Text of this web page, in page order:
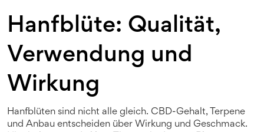
Hanfblüte: Qualität,
Verwendung und
Wirkung
Hanfblüten sind nicht alle gleich. CBD-Gehalt, Terpene
und Anbau entscheiden über Wirkung und Geschmack.